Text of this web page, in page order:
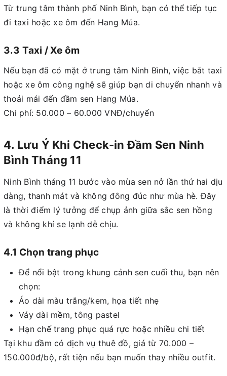
Từ trung tâm thành phố Ninh Bình, bạn có thể tiếp tục
đi taxi hoặc xe ôm đến Hang Múa.
3.3 Taxi / Xe ôm
Nếu bạn đã có mặt ở trung tâm Ninh Bình, việc bắt taxi
hoặc xe ôm công nghệ sẽ giúp bạn di chuyển nhanh và
thoải mái đến đầm sen Hang Múa.
Chi phí: 50.000 – 60.000 VNĐ/chuyến
4. Lưu Ý Khi Check-in Đầm Sen Ninh
Bình Tháng 11
Ninh Bình tháng 11 bước vào mùa sen nở lần thứ hai dịu
dàng, thanh mát và không đông đúc như mùa hè. Đây
là thời điểm lý tưởng để chụp ảnh giữa sắc sen hồng
và không khí se lạnh dễ chịu.
4.1 Chọn trang phục
Để nổi bật trong khung cảnh sen cuối thu, bạn nên
chọn:
Áo dài màu trắng/kem, họa tiết nhẹ
Váy dài mềm, tông pastel
Hạn chế trang phục quá rực hoặc nhiều chi tiết
Tại khu đầm có dịch vụ thuê đồ, giá từ 70.000 –
150.000đ/bộ, rất tiện nếu bạn muốn thay nhiều outfit.